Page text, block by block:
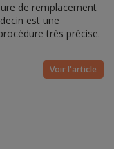
de remplacement
est une
très précise.
Voir l'article